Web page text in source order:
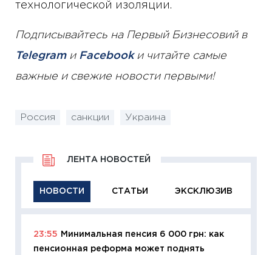
технологической изоляции.
Подписывайтесь на Первый Бизнесовий в
Telegramи Facebookи читайте самые
важные и свежие новости первыми!
Россия санкции Украина
НОВОСТИ СТАТЬИ ЭКСКЛЮЗИВ
ЛЕНТА НОВОСТЕЙ
23:55
Минимальная пенсия 6 000 грн: как
пенсионная реформа может поднять